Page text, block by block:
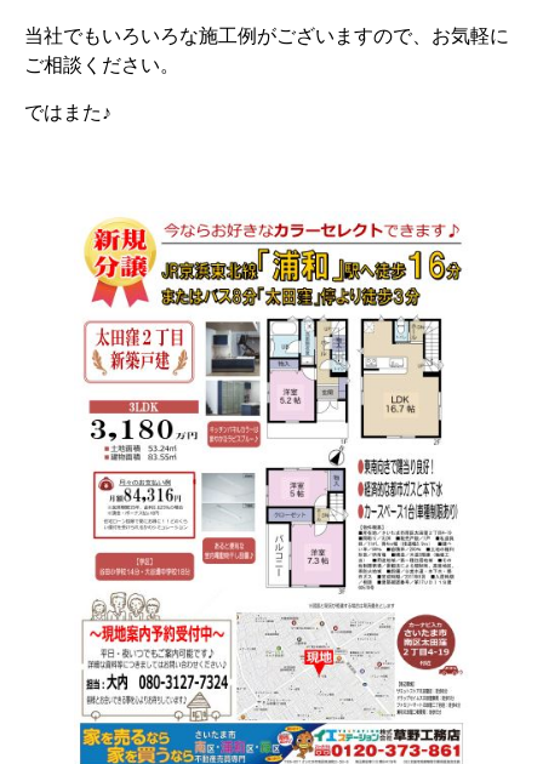
当社でもいろいろな施工例がございますので、お気軽に
ご相談ください。
ではまた♪